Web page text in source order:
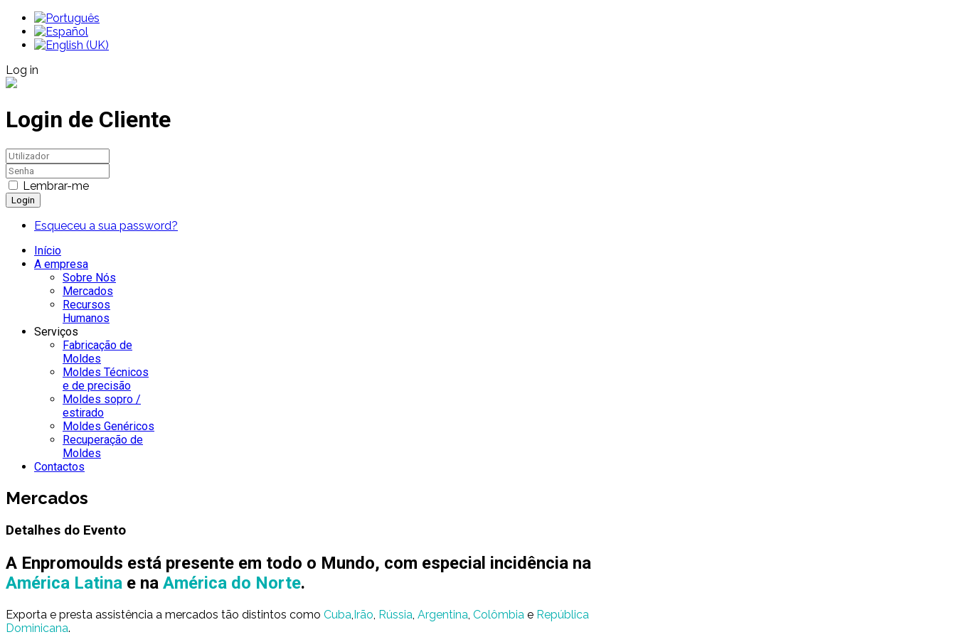
Log in
Login de Cliente
Lembrar-me
Login
Esqueceu a sua password?
Início
A empresa
Sobre Nós
Mercados
Recursos
Humanos
Serviços
Fabricação de
Moldes
Moldes Técnicos
e de precisão
Moldes sopro /
estirado
Moldes Genéricos
Recuperação de
Moldes
Contactos
Mercados
Detalhes do Evento
A Enpromoulds está presente em todo o Mundo, com especial incidência na
América Latina e na América do Norte.
Exporta e presta assistência a mercados tão distintos como Cuba, Irão, Rússia, Argentina, Colômbia e República
Dominicana.